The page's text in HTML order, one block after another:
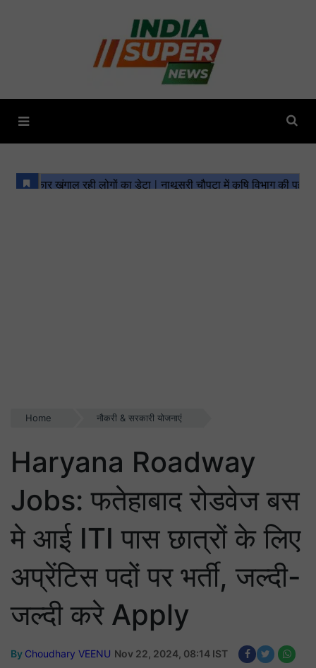
Home नौकरी & सरकारी योजनाएं
Haryana Roadway
Jobs: फतेहाबाद रोडवेज बस
मे आई ITI पास छात्रों के लिए
अप्रेंटिस पदों पर भर्ती, जल्दी-
जल्दी करे Apply
By Choudhary VEENU Nov 22, 2024, 08:14 IST